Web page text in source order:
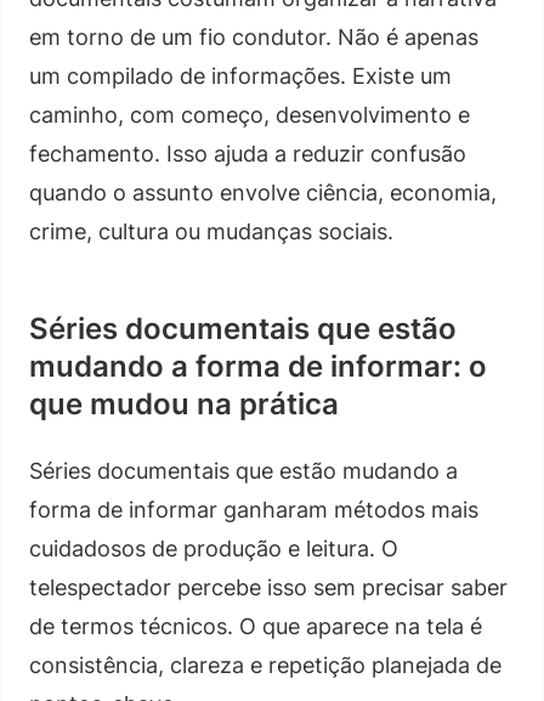
em torno de um fio condutor. Não é apenas
um compilado de informações. Existe um
caminho, com começo, desenvolvimento e
fechamento. Isso ajuda a reduzir confusão
quando o assunto envolve ciência, economia,
crime, cultura ou mudanças sociais.
Séries documentais que estão
mudando a forma de informar: o
que mudou na prática
Séries documentais que estão mudando a
forma de informar ganharam métodos mais
cuidadosos de produção e leitura. O
telespectador percebe isso sem precisar saber
de termos técnicos. O que aparece na tela é
consistência, clareza e repetição planejada de